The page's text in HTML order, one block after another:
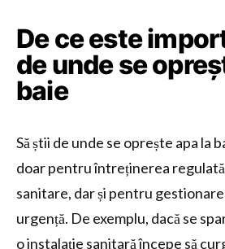
De ce este
de unde se
baie
Să știi de unde se oprește apa la
doar pentru întreținerea
sanitare, dar și pentru
urgență. De exemplu, dacă se
o instalație sanitară începe să